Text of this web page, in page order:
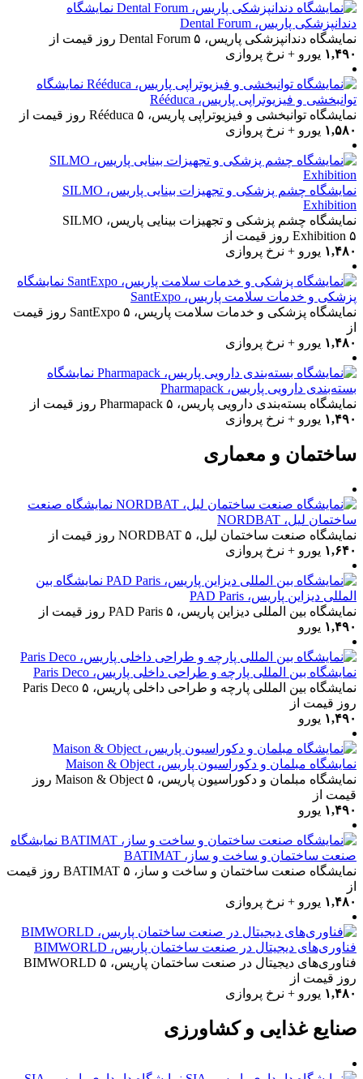
نمایشگاه
دندانپزشکی پاریس، Dental Forum
نمایشگاه دندانپزشکی پاریس، Dental Forum ۵ روز
قیمت از
۱,۴۹۰ یورو + نرخ پروازی
نمایشگاه
توانبخشی و فیزیوتراپی پاریس، Rééduca
نمایشگاه توانبخشی و فیزیوتراپی پاریس، Rééduca ۵ روز
قیمت از
۱,۵۸۰ یورو + نرخ پروازی
نمایشگاه چشم پزشکی و تجهیزات بینایی پاریس، SILMO
Exhibition
نمایشگاه چشم پزشکی و تجهیزات بینایی پاریس، SILMO
Exhibition ۵ روز
قیمت از
۱,۴۸۰ یورو + نرخ پروازی
نمایشگاه
پزشکی و خدمات سلامت پاریس، SantExpo
نمایشگاه پزشکی و خدمات سلامت پاریس، SantExpo ۵ روز
قیمت
از
۱,۴۸۰ یورو + نرخ پروازی
نمایشگاه
بسته‌بندی دارویی پاریس، Pharmapack
نمایشگاه بسته‌بندی دارویی پاریس، Pharmapack ۵ روز
قیمت از
۱,۴۹۰ یورو + نرخ پروازی
ساختمان و معماری
نمایشگاه صنعت
ساختمان لیل، NORDBAT
نمایشگاه صنعت ساختمان لیل، NORDBAT ۵ روز
قیمت از
۱,۶۴۰ یورو + نرخ پروازی
نمایشگاه بین
المللی دیزاین پاریس، PAD Paris
نمایشگاه بین المللی دیزاین پاریس، PAD Paris ۵ روز
قیمت از
۱,۴۹۰ یورو
نمایشگاه بین المللی پارچه و طراحی داخلی پاریس، Paris Deco
نمایشگاه بین المللی پارچه و طراحی داخلی پاریس، Paris Deco ۵
روز قیمت از
۱,۴۹۰ یورو
نمایشگاه مبلمان و دکوراسیون پاریس، Maison & Object
نمایشگاه مبلمان و دکوراسیون پاریس، Maison & Object ۵ روز
قیمت از
۱,۴۹۰ یورو
نمایشگاه
صنعت ساختمان و ساخت و ساز، BATIMAT
نمایشگاه صنعت ساختمان و ساخت و ساز، BATIMAT ۵ روز
قیمت
از
۱,۴۸۰ یورو + نرخ پروازی
فناوری‌های دیجیتال در صنعت ساختمان پاریس، BIMWORLD
فناوری‌های دیجیتال در صنعت ساختمان پاریس، BIMWORLD ۵
روز قیمت از
۱,۴۸۰ یورو + نرخ پروازی
صنایع غذایی و کشاورزی